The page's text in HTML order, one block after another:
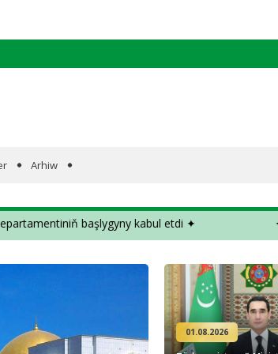
Arhiw
wi­se-prezidenti, Da­şa­ry iş­ler fe­de­ral
01.08.2026